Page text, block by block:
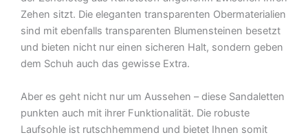
Zehen sitzt. Die eleganten transparenten Obermaterialien
sind mit ebenfalls transparenten Blumensteinen besetzt
und bieten nicht nur einen sicheren Halt, sondern geben
dem Schuh auch das gewisse Extra.
Aber es geht nicht nur um Aussehen – diese Sandaletten
punkten auch mit ihrer Funktionalität. Die robuste
Laufsohle ist rutschhemmend und bietet Ihnen somit